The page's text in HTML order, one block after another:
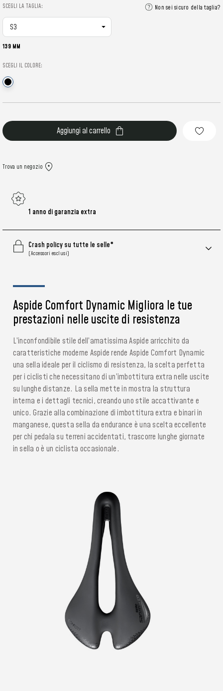
SCEGLI LA TAGLIA:
139 MM
SCEGLI IL COLORE:
Non sei sicuro della taglia?
Stock
attuale:
Trova un negozio
1 anno di garanzia extra
Crash policy su tutte le selle*
(Accessori esclusi)
Aspide Comfort Dynamic Migliora le tue
prestazioni nelle uscite di resistenza
L’inconfondibile stile dell’amatissima Aspide arricchito da
caratteristiche moderne Aspide rende Aspide Comfort Dynamic
una sella ideale per il ciclismo di resistenza, la scelta perfetta
per i ciclisti che necessitano di un’imbottitura extra nelle uscite
su lunghe distanze. La sella mette in mostra la struttura
interna e i dettagli tecnici, creando uno stile accattivante e
unico. Grazie alla combinazione di imbottitura extra e binari in
manganese, questa sella da endurance è una scelta eccellente
per chi pedala su terreni accidentati, trascorre lunghe giornate
in sella o è un ciclista occasionale.